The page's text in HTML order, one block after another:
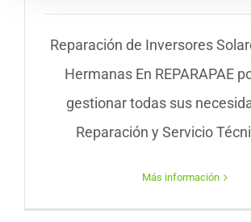
Reparación de Inversores
Hermanas En REPARAPAE
gestionar todas sus
Reparación y Servicio
Más información